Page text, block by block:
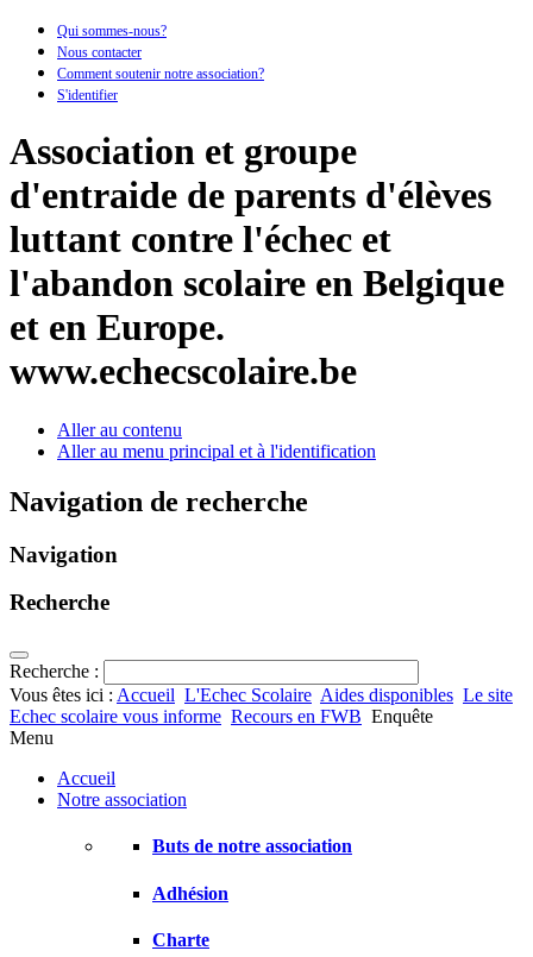
Qui sommes-nous?
Nous contacter
Comment soutenir notre association?
S'identifier
Association et groupe
d'entraide de parents d'élèves
luttant contre l'échec et
l'abandon scolaire en Belgique
et en Europe.
www.echecscolaire.be
Aller au contenu
Aller au menu principal et à l'identification
Navigation de recherche
Navigation
Recherche
Recherche :
Vous êtes ici : Accueil L'Echec Scolaire Aides disponibles Le site
Echec scolaire vous informe Recours en FWB Enquête
Menu
Accueil
Notre association
Buts de notre association
Adhésion
Charte